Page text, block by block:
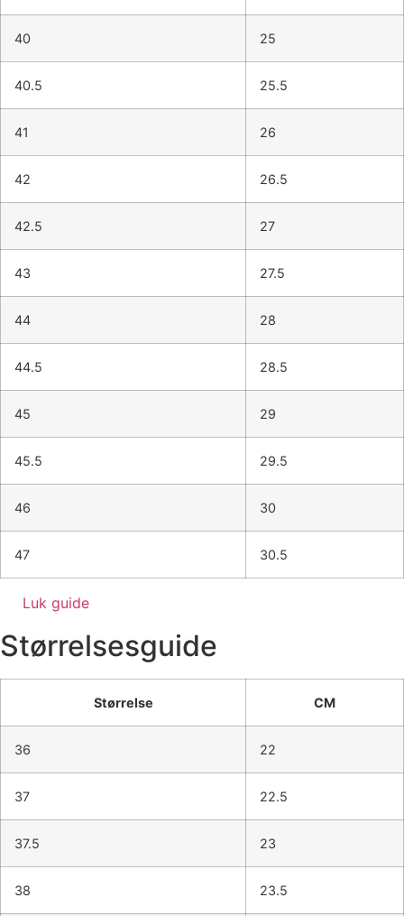
40 25
40.5 25.5
41 26
42 26.5
42.5 27
43 27.5
44 28
44.5 28.5
45 29
45.5 29.5
46 30
47 30.5
Luk guide
Størrelsesguide
Størrelse CM
36 22
37 22.5
37.5 23
38 23.5